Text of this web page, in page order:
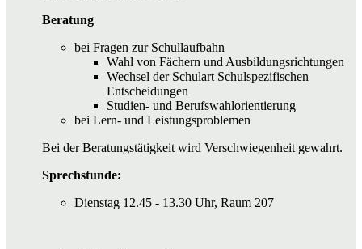
Beratung
bei Fragen zur Schullaufbahn
Wahl von Fächern und Ausbildungsrichtungen
Wechsel der Schulart Schulspezifischen
Entscheidungen
Studien- und Berufswahlorientierung
bei Lern- und Leistungsproblemen
Bei der Beratungstätigkeit wird Verschwiegenheit gewahrt.
Sprechstunde:
Dienstag 12.45 - 13.30 Uhr, Raum 207